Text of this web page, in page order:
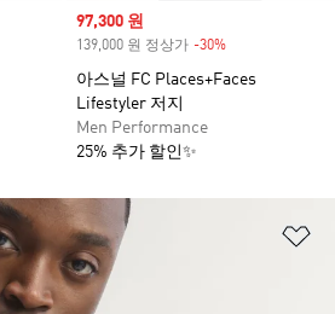
Sale price
97,300 원
139,000 원 정상가 -30%
아스널 FC Places+Faces
Lifestyler 저지
Men Performance
25% 추가 할인✨